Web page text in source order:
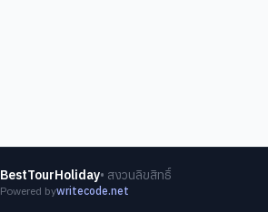
BestTourHoliday• สงวนลิขสิทธิ์
Powered bywritecode.net